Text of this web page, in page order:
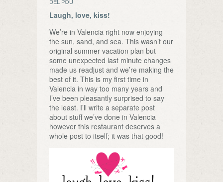
Laugh, love, kiss!
We’re in Valencia right now enjoying
the sun, sand, and sea. This wasn’t our
original summer vacation plan but
some unexpected last minute changes
made us readjust and we’re making the
best of it. This is my first time in
Valencia in way too many years and
I’ve been pleasantly surprised to say
the least. I’ll write a separate post
about stuff we’ve done in Valencia
however this restaurant deserves a
whole post to itself; it was that good!